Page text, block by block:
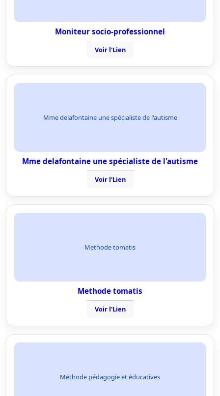
Moniteur socio-professionnel
Voir l'Lien
Mme delafontaine une spécialiste de l'autisme
Mme delafontaine une spécialiste de l'autisme
Voir l'Lien
Methode tomatis
Methode tomatis
Voir l'Lien
Méthode pédagogie et éducatives